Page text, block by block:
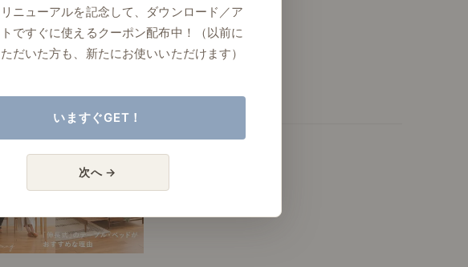
ニューアルを記念して、ダウンロード／ア
ですぐに使えるクーポン配布中！（以前に
だいた方も、新たにお使いいただけます）
いますぐGET！
次へ →